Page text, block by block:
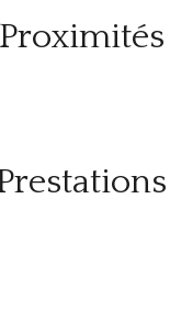
Proximités